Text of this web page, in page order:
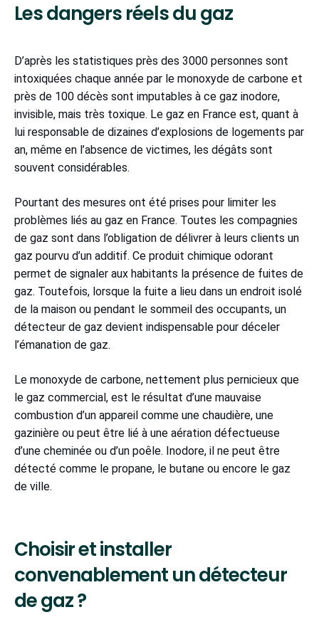
Les dangers réels du gaz
D’après les statistiques près des 3000 personnes sont
intoxiquées chaque année par le monoxyde de carbone et
près de 100 décès sont imputables à ce gaz inodore,
invisible, mais très toxique. Le gaz en France est, quant à
lui responsable de dizaines d’explosions de logements par
an, même en l’absence de victimes, les dégâts sont
souvent considérables.
Pourtant des mesures ont été prises pour limiter les
problèmes liés au gaz en France. Toutes les compagnies
de gaz sont dans l’obligation de délivrer à leurs clients un
gaz pourvu d’un additif. Ce produit chimique odorant
permet de signaler aux habitants la présence de fuites de
gaz. Toutefois, lorsque la fuite a lieu dans un endroit isolé
de la maison ou pendant le sommeil des occupants, un
détecteur de gaz devient indispensable pour déceler
l’émanation de gaz.
Le monoxyde de carbone, nettement plus pernicieux que
le gaz commercial, est le résultat d’une mauvaise
combustion d’un appareil comme une chaudière, une
gazinière ou peut être lié à une aération défectueuse
d’une cheminée ou d’un poêle. Inodore, il ne peut être
détecté comme le propane, le butane ou encore le gaz
de ville.
Choisir et installer
convenablement un détecteur
de gaz ?